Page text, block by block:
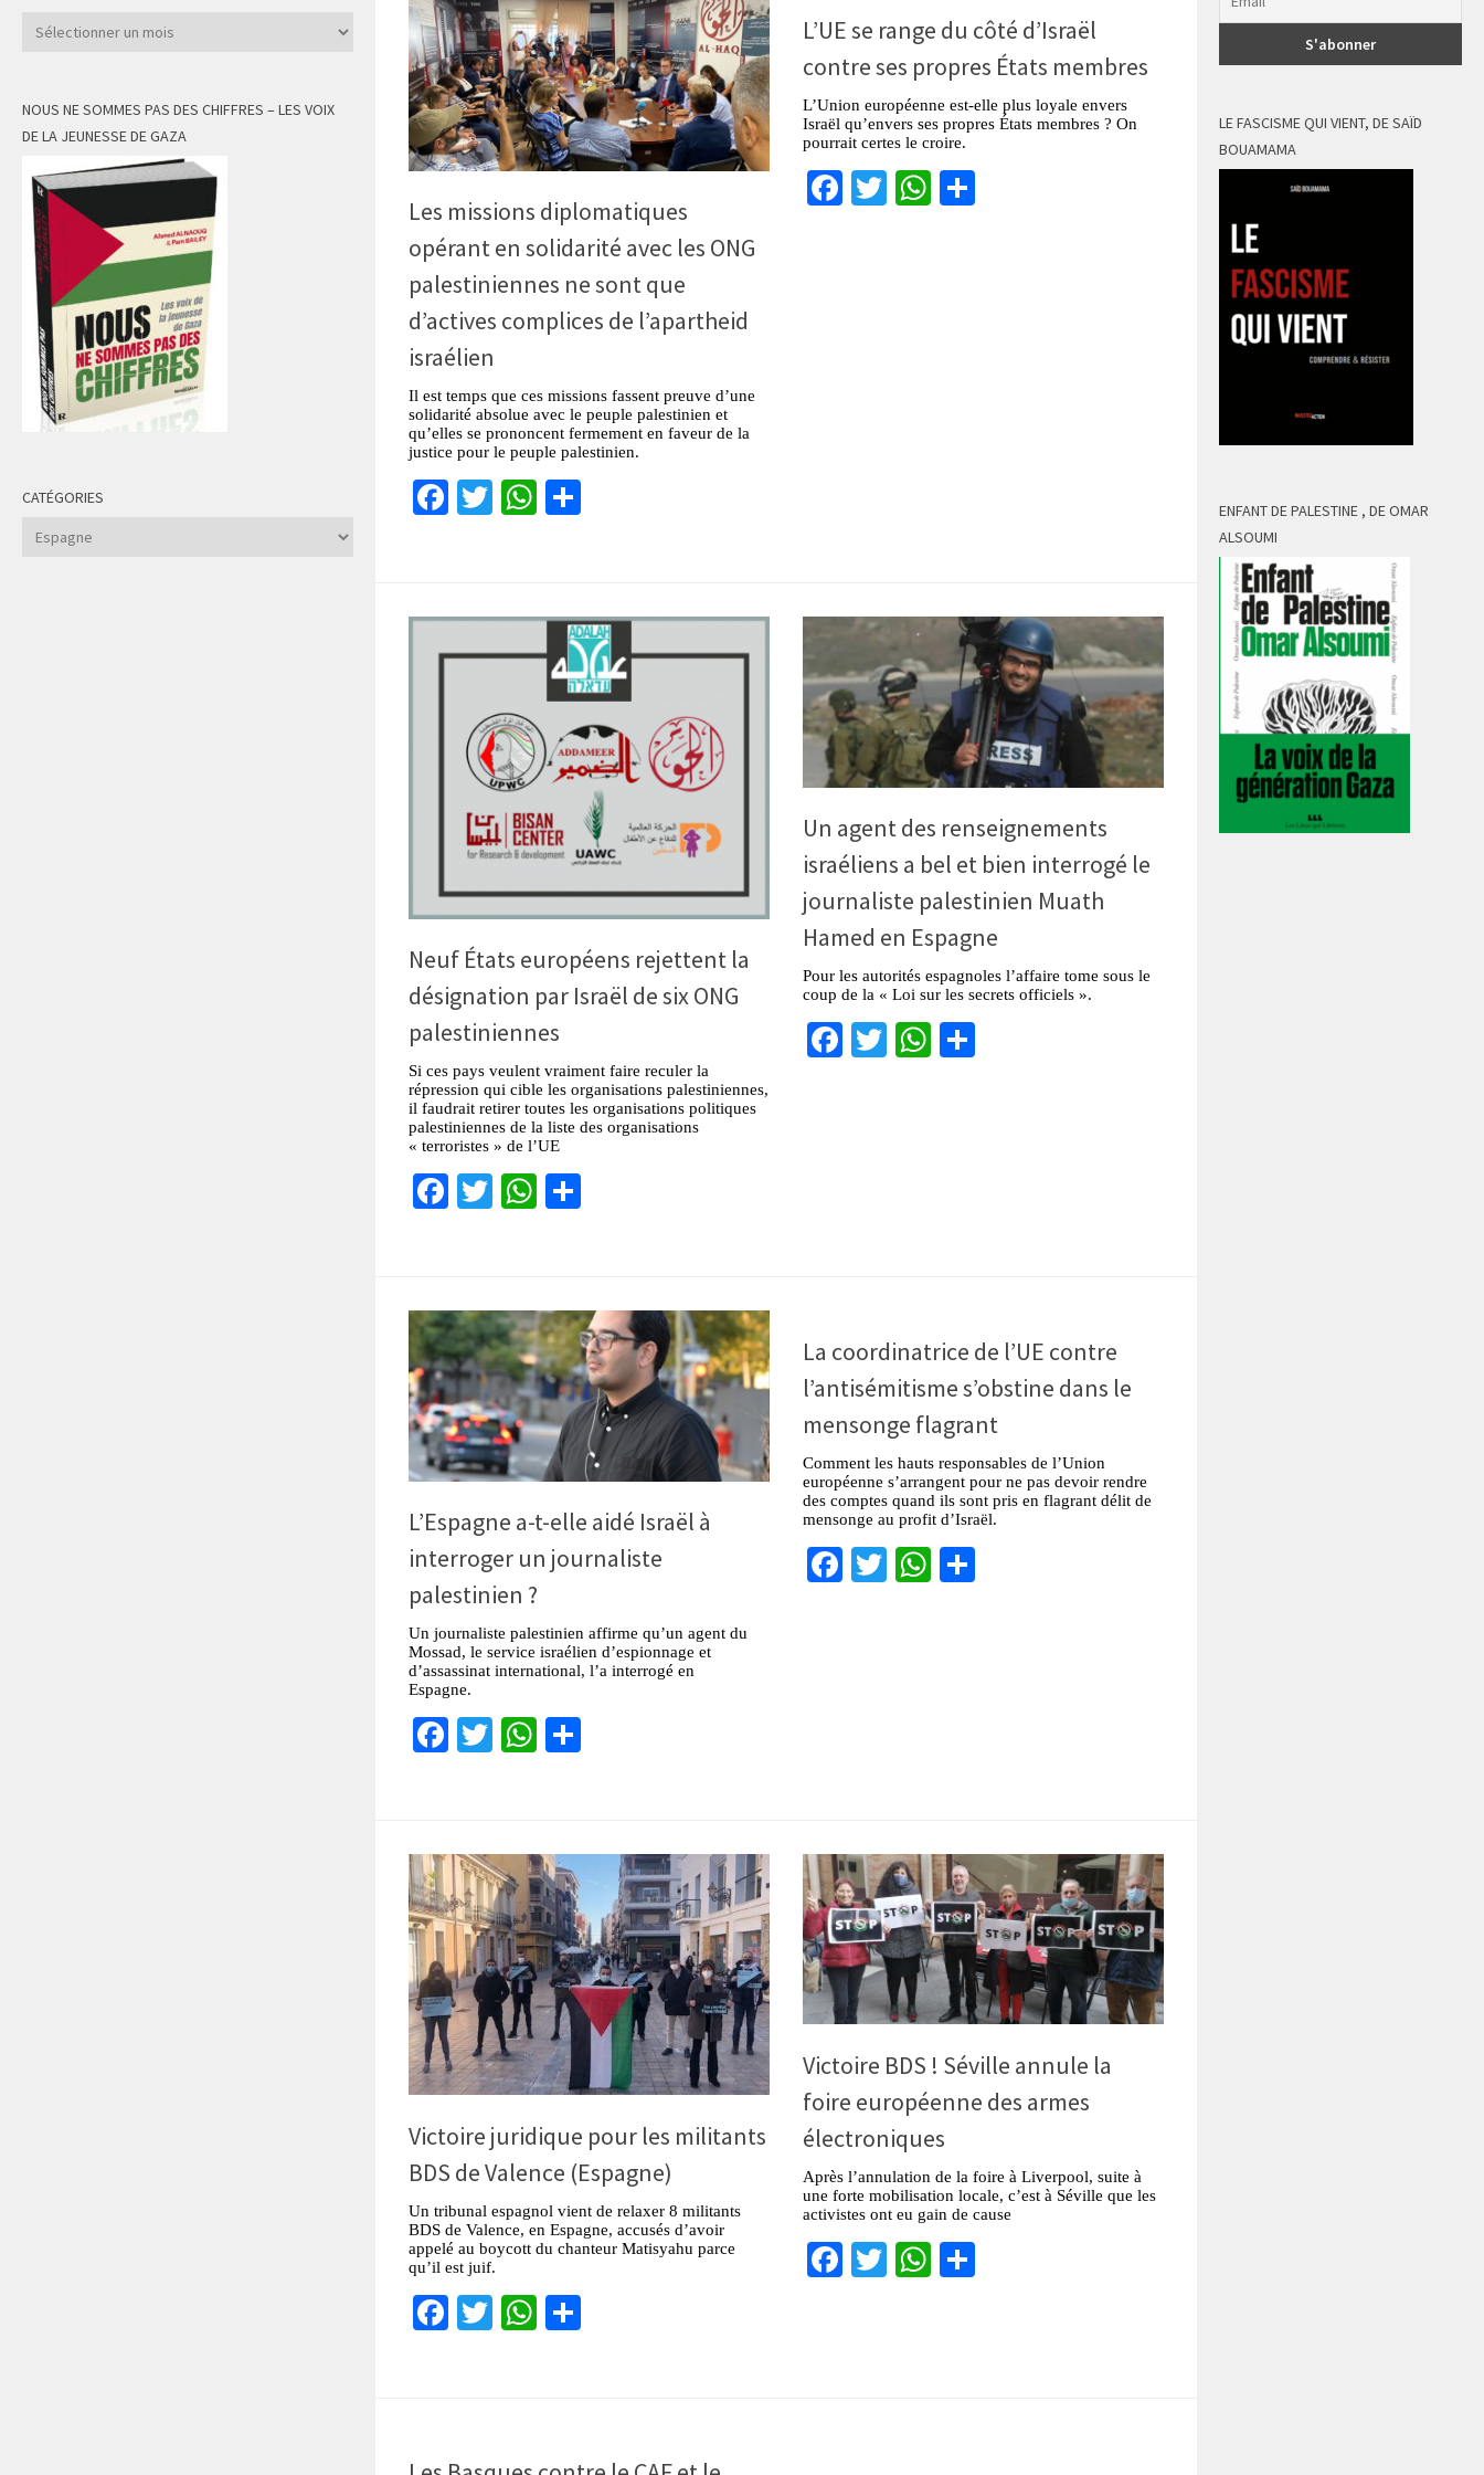
Les missions diplomatiques
opérant en solidarité avec les ONG
palestiniennes ne sont que
d’actives complices de l’apartheid
israélien
Il est temps que ces missions fassent preuve d’une
solidarité absolue avec le peuple palestinien et
qu’elles se prononcent fermement en faveur de la
justice pour le peuple palestinien.
Facebook
TwitterWhatsApp
L’UE se range du côté d’Israël
contre ses propres États membres
L’Union européenne est-elle plus loyale envers
Israël qu’envers ses propres États membres ? On
pourrait certes le croire.
Facebook
TwitterWhatsApp
Neuf États européens rejettent la
désignation par Israël de six ONG
palestiniennes
Si ces pays veulent vraiment faire reculer la
répression qui cible les organisations palestiniennes,
il faudrait retirer toutes les organisations politiques
palestiniennes de la liste des organisations
« terroristes » de l’UE
Facebook
TwitterWhatsApp
Un agent des renseignements
israéliens a bel et bien interrogé le
journaliste palestinien Muath
Hamed en Espagne
Pour les autorités espagnoles l’affaire tome sous le
coup de la « Loi sur les secrets officiels ».
Facebook
TwitterWhatsApp
L’Espagne a-t-elle aidé Israël à
interroger un journaliste
palestinien ?
Un journaliste palestinien affirme qu’un agent du
Mossad, le service israélien d’espionnage et
d’assassinat international, l’a interrogé en
Espagne.
Facebook
TwitterWhatsApp
La coordinatrice de l’UE contre
l’antisémitisme s’obstine dans le
mensonge flagrant
Comment les hauts responsables de l’Union
européenne s’arrangent pour ne pas devoir rendre
des comptes quand ils sont pris en flagrant délit de
mensonge au profit d’Israël.
Facebook
TwitterWhatsApp
Victoire juridique pour les militants
BDS de Valence (Espagne)
Un tribunal espagnol vient de relaxer 8 militants
BDS de Valence, en Espagne, accusés d’avoir
appelé au boycott du chanteur Matisyahu parce
qu’il est juif.
Facebook
TwitterWhatsApp
Victoire BDS ! Séville annule la
foire européenne des armes
électroniques
Après l’annulation de la foire à Liverpool, suite à
une forte mobilisation locale, c’est à Séville que les
activistes ont eu gain de cause
Facebook
TwitterWhatsApp
Archives
NOUS NE SOMMES PAS DES CHIFFRES – LES VOIX
DE LA JEUNESSE DE GAZA
CATÉGORIES
Catégories
LE FASCISME QUI VIENT, DE SAÏD
BOUAMAMA
ENFANT DE PALESTINE , DE OMAR
ALSOUMI